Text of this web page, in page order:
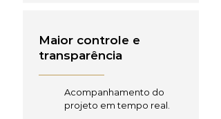
Maior controle e
transparência
Acompanhamento do
projeto em tempo real.